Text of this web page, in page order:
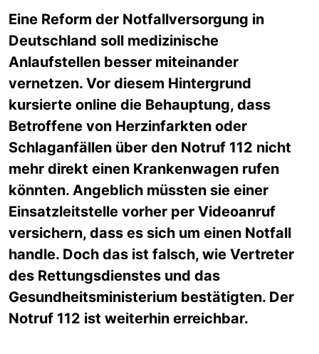
Eine Reform der Notfallversorgung in
Deutschland soll medizinische
Anlaufstellen besser miteinander
vernetzen. Vor diesem Hintergrund
kursierte online die Behauptung, dass
Betroffene von Herzinfarkten oder
Schlaganfällen über den Notruf 112 nicht
mehr direkt einen Krankenwagen rufen
könnten. Angeblich müssten sie einer
Einsatzleitstelle vorher per Videoanruf
versichern, dass es sich um einen Notfall
handle. Doch das ist falsch, wie Vertreter
des Rettungsdienstes und das
Gesundheitsministerium bestätigten. Der
Notruf 112 ist weiterhin erreichbar.